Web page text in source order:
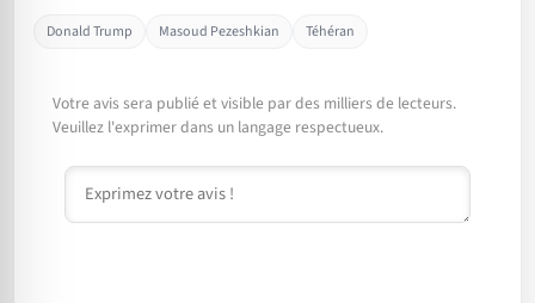
Donald Trump Masoud Pezeshkian Téhéran
Votre avis sera publié et visible par des milliers de lecteurs.
Veuillez l'exprimer dans un langage respectueux.
Commentaire